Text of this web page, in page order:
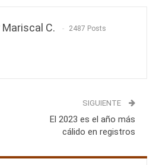
C. 2487 Posts
SIGUIENTE
El 2023 es el año más
cálido en registros